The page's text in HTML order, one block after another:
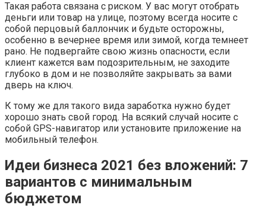
Такая работа связана с риском. У вас могут отобрать
деньги или товар на улице, поэтому всегда носите с
собой перцовый баллончик и будьте осторожны,
особенно в вечернее время или зимой, когда темнеет
рано. Не подвергайте свою жизнь опасности, если
клиент кажется вам подозрительным, не заходите
глубоко в дом и не позволяйте закрывать за вами
дверь на ключ.
К тому же для такого вида заработка нужно будет
хорошо знать свой город. На всякий случай носите с
собой GPS-навигатор или установите приложение на
мобильный телефон.
Идеи бизнеса 2021 без вложений: 7
вариантов с минимальным
бюджетом